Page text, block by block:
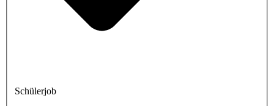
Schülerjob